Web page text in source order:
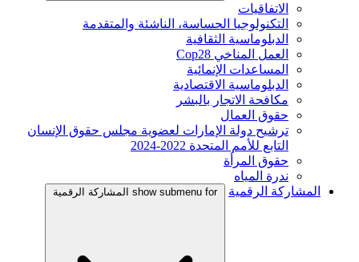
الاتفاقيات
التكنولوجيا الحساسة، الناشئة والمتقدمة
الدبلوماسية الثقافية
العمل المناخي Cop28
المساعدات الإنمائية
الدبلوماسية الاقتصادية
مكافحة الاتجار بالبشر
حقوق العمال
ترشيح دولة الإمارات لعضوية مجلس حقوق الإنسان
التابع للأمم المتحدة 2022-2024
حقوق المرأة
ندرة المياه
المشاركة الرقمية
show submenu for المشاركة الرقمية